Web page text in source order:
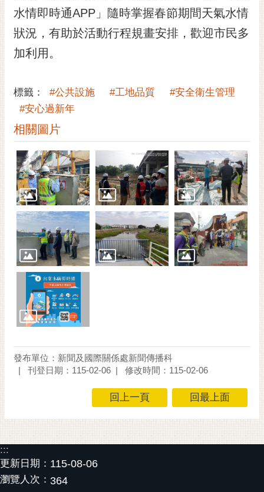
安
全
政
策
資
開
放
宣
告
市
府
交
通
位
置
水情即時通APP」隨時掌握春節期間天氣水情
狀況，有助於活動行程規畫安排，歡迎市民多
加利用。
標籤： #公共設施 #工地品質
#安全衛生管理
#安心過新年
相關圖片
發布單位：新聞及國際關係處新聞傳播科
刊登日期：115-02-06
修改時間：115-02-06
回上一頁 回最上面
:::
更新日期： 115-08-06
瀏覽人次： 364